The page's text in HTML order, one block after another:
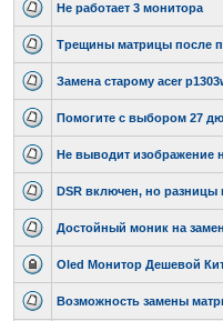
Не работает 3 монитора
Трещины матрицы после
Замена старому acer
Помогите с выбором 27
Не выводит изображение
DSR включен, но разницы
Достойный моник на
Oled Монитор Дешевой
Возможность замены